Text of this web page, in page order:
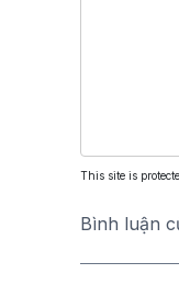
This site is
Bình luận